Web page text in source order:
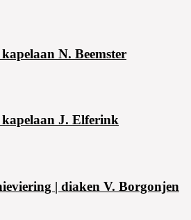
N. Beemster
J. Elferink
| diaken V. Borgonjen